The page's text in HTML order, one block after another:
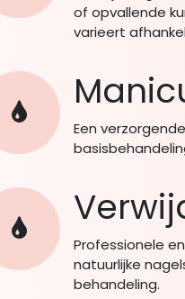
of opvallende
varieert
Een
Professionele
natuurlijke
behandeling.